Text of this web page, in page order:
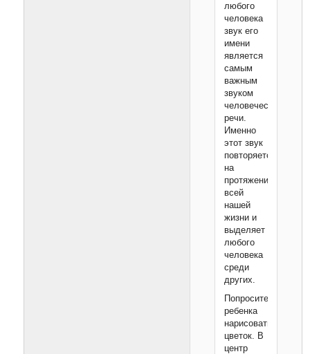
любого
человека
звук его
имени
является
самым
важным
звуком
человеческой
речи.
Именно
этот звук
повторяется
на
протяжении
всей
нашей
жизни и
выделяет
любого
человека
среди
других.
Попросите
ребенка
нарисовать
цветок. В
центр